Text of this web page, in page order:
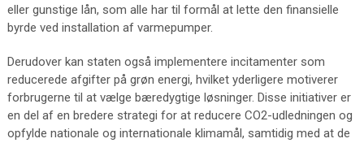
eller gunstige lån, som alle har til formål at lette den finansielle
byrde ved installation af varmepumper.
Derudover kan staten også implementere incitamenter som
reducerede afgifter på grøn energi, hvilket yderligere motiverer
forbrugerne til at vælge bæredygtige løsninger. Disse initiativer er
en del af en bredere strategi for at reducere CO2-udledningen og
opfylde nationale og internationale klimamål, samtidig med at de